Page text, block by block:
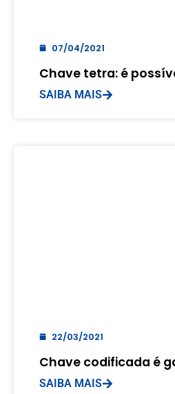
07/04/2021
Chave tetra: é
SAIBA MAIS
22/03/2021
Chave codificada é
SAIBA MAIS